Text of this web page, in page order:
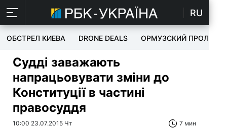
RU
ОБСТРЕЛ КИЕВА DRONE DEALS ОРМУЗСКИЙ ПРОЛИВ
Судді заважають
напрацьовувати зміни до
Конституції в частині
правосуддя
10:00 23.07.2015 Чт 7 мин